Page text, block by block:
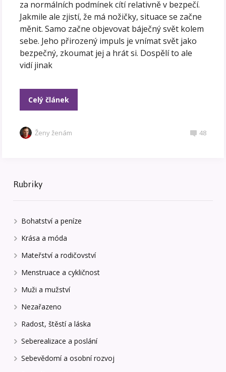
za normálních podmínek cítí relativně v bezpečí.
Jakmile ale zjistí, že má nožičky, situace se začne
měnit. Samo začne objevovat báječný svět kolem
sebe. Jeho přirozený impuls je vnímat svět jako
bezpečný, zkoumat jej a hrát si. Dospělí to ale
vidí jinak
Celý článek
Ženy ženám 48
Rubriky
Bohatství a peníze
Krása a móda
Mateřství a rodičovství
Menstruace a cykličnost
Muži a mužství
Nezařazeno
Radost, štěstí a láska
Seberealizace a poslání
Sebevědomí a osobní rozvoj